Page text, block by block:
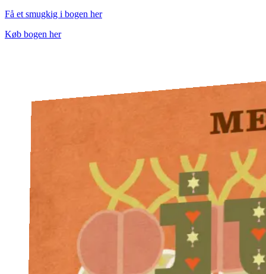
Få et smugkig i bogen her
Køb bogen her